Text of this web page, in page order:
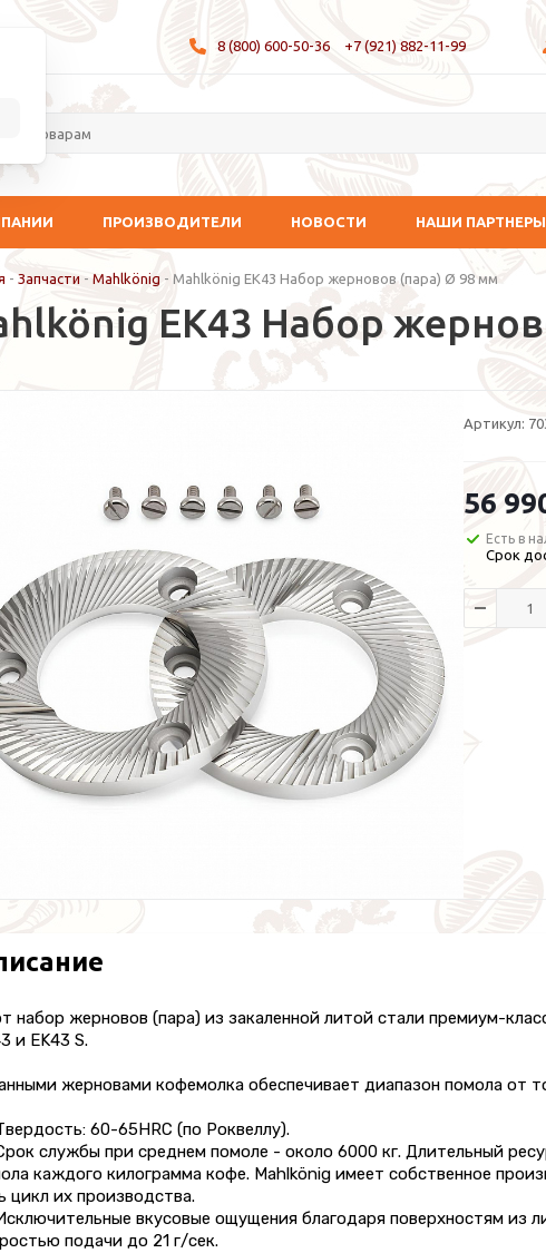
8 (800) 600-50-36 +7 (921) 882-11-99
ПРОИЗВОДИТЕЛИ НОВОСТИ НАШИ ПАРТНЕРЫ
- Запчасти - Mahlkönig - Mahlkönig EK43 Набор жерновов (пара) Ø 98 мм
EK43 Набор
Артикул:
56
Есть в
Срок
набор жерновов (пара) из закаленной литой стали премиум-
и EK43 S.
жерновами кофемолка обеспечивает диапазон помола от
60-65HRC (по Роквеллу).
службы при среднем помоле - около 6000 кг. Длительный
каждого килограмма кофе. Mahlkönig имеет собственное
цикл их производства.
вкусовые ощущения благодаря поверхностям из
подачи до 21 г/сек.